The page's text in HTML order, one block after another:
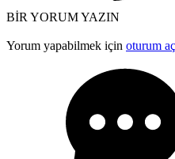
BİR YORUM YAZIN
Yorum yapabilmek için oturum